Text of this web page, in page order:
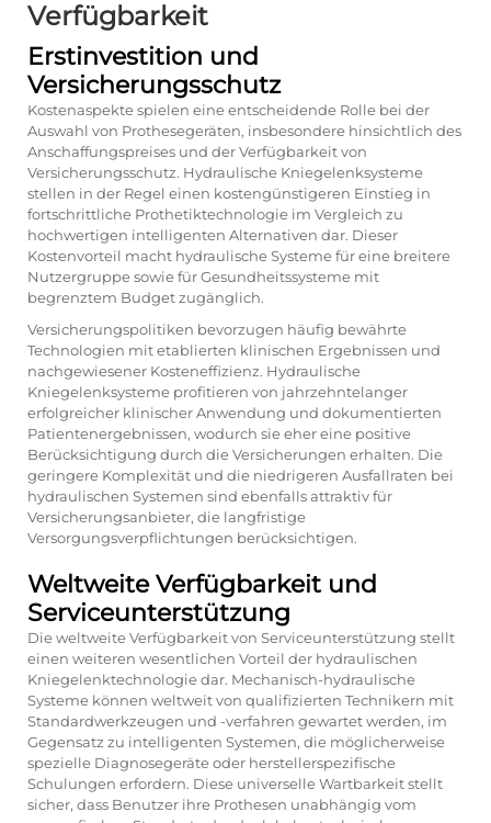
Verfügbarkeit
Erstinvestition und
Versicherungsschutz
Kostenaspekte spielen eine entscheidende Rolle bei der
Auswahl von Prothesegeräten, insbesondere hinsichtlich des
Anschaffungspreises und der Verfügbarkeit von
Versicherungsschutz. Hydraulische Kniegelenksysteme
stellen in der Regel einen kostengünstigeren Einstieg in
fortschrittliche Prothetiktechnologie im Vergleich zu
hochwertigen intelligenten Alternativen dar. Dieser
Kostenvorteil macht hydraulische Systeme für eine breitere
Nutzergruppe sowie für Gesundheitssysteme mit
begrenztem Budget zugänglich.
Versicherungspolitiken bevorzugen häufig bewährte
Technologien mit etablierten klinischen Ergebnissen und
nachgewiesener Kosteneffizienz. Hydraulische
Kniegelenksysteme profitieren von jahrzehntelanger
erfolgreicher klinischer Anwendung und dokumentierten
Patientenergebnissen, wodurch sie eher eine positive
Berücksichtigung durch die Versicherungen erhalten. Die
geringere Komplexität und die niedrigeren Ausfallraten bei
hydraulischen Systemen sind ebenfalls attraktiv für
Versicherungsanbieter, die langfristige
Versorgungsverpflichtungen berücksichtigen.
Weltweite Verfügbarkeit und
Serviceunterstützung
Die weltweite Verfügbarkeit von Serviceunterstützung stellt
einen weiteren wesentlichen Vorteil der hydraulischen
Kniegelenktechnologie dar. Mechanisch-hydraulische
Systeme können weltweit von qualifizierten Technikern mit
Standardwerkzeugen und -verfahren gewartet werden, im
Gegensatz zu intelligenten Systemen, die möglicherweise
spezielle Diagnosegeräte oder herstellerspezifische
Schulungen erfordern. Diese universelle Wartbarkeit stellt
sicher, dass Benutzer ihre Prothesen unabhängig vom